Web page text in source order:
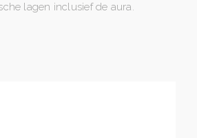
lagen inclusief de aura.